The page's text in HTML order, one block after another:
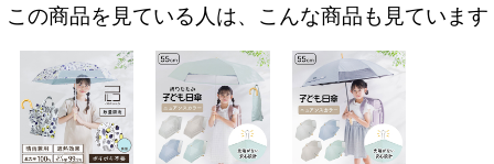
この商品を見ている人は、こんな商品も見ています